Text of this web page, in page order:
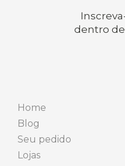
dentro
Home
Blog
Seu pedido
Lojas